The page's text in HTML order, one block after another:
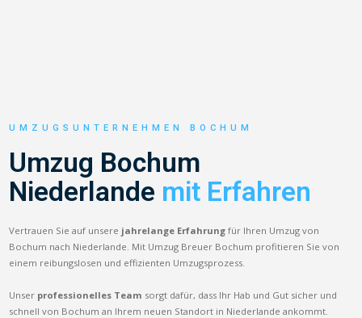
UMZUGSUNTERNEHMEN BOCHUM
Umzug Bochum
Niederlande mit Erfahren
Vertrauen Sie auf unsere jahrelange Erfahrung für Ihren Umzug von
Bochum nach Niederlande. Mit Umzug Breuer Bochum profitieren Sie von
einem reibungslosen und effizienten Umzugsprozess.
Unser professionelles Team sorgt dafür, dass Ihr Hab und Gut sicher und
schnell von Bochum an Ihrem neuen Standort in Niederlande ankommt.